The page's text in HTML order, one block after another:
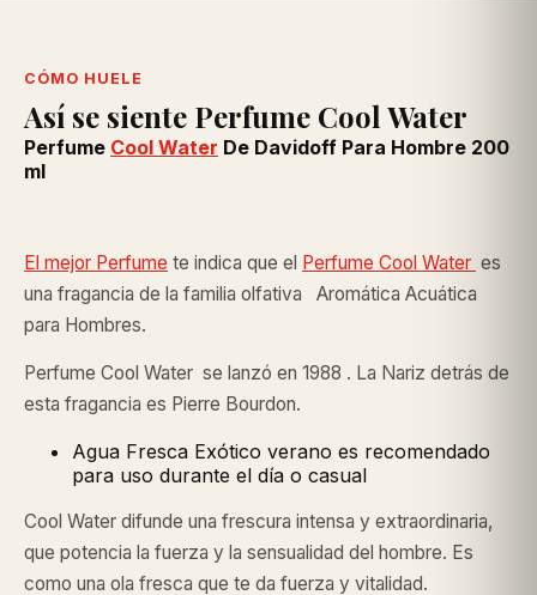
CÓMO HUELE
Así se siente Perfume Cool Water
Perfume Cool Water De Davidoff Para Hombre 200
ml
El mejor Perfume te indica que el Perfume Cool Water es
una fragancia de la familia olfativa Aromática Acuática
para Hombres.
Perfume Cool Water se lanzó en 1988 . La Nariz detrás de
esta fragancia es Pierre Bourdon.
Agua Fresca Exótico verano es recomendado
para uso durante el día o casual
Cool Water difunde una frescura intensa y extraordinaria,
que potencia la fuerza y la sensualidad del hombre. Es
como una ola fresca que te da fuerza y vitalidad.